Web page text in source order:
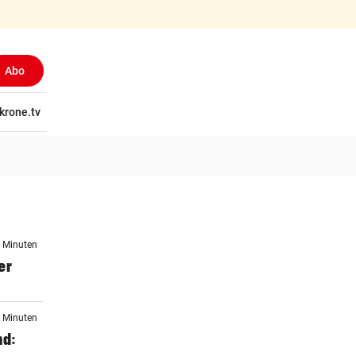
Abo
krone.tv
Minuten
Minuten